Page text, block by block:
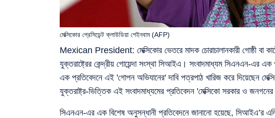
Mexican President: মেক্সিকোর ভেতরে মাদক চোরাচালানকারী গোষ্ঠী বা
যুক্তরাষ্ট্রের কেন্দ্রীয় গোয়েন্দা সংস্থা সিআইএ। সংবাদমাধ্যম সিএনএন-এর
এক প্রতিবেদনে এই 'গোপন অভিযানের' দাবি পত্রপাঠ খারিজ করে দিয়েছেন
যুক্তরাষ্ট্র-ভিত্তিক এই সংবাদমাধ্যমের প্রতিবেদন 'মেক্সিকো সরকার ও জনগনের
মেক্সিকোর প্রেসিডেন্ট ক্লাউডিয়া শেইনবাম (AFP)
সিএনএন-এর এক বিশেষ অনুসন্ধানী প্রতিবেদনে জানানো হয়েছে, সিআইএ’র